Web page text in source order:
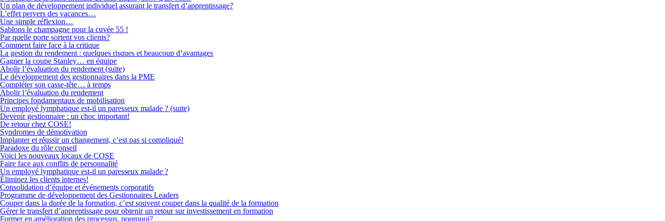
Un plan de développement individuel assurant le transfert d’apprentissage?
L’effet pervers des vacances…
Une simple réflexion…
Sablons le champagne pour la cuvée 55 !
Par quelle porte sortent vos clients?
Comment faire face à la critique
La gestion du rendement : quelques risques et beaucoup d’avantages
Gagner la coupe Stanley… en équipe
Abolir l’évaluation du rendement (suite)
Le développement des gestionnaires dans la PME
Compléter son casse-tête… à temps
Abolir l’évaluation du rendement
Principes fondamentaux de mobilisation
Un employé lymphatique est-il un paresseux malade ? (suite)
Devenir gestionnaire : un choc important!
De retour chez COSE!
Syndromes de démotivation
Implanter et réussir un changement, c’est pas si compliqué!
Paradoxe du rôle conseil
Voici les nouveaux locaux de COSE
Faire face aux conflits de personnalité
Un employé lymphatique est-il un paresseux malade ?
Éliminez les clients internes!
Consolidation d’équipe et événements corporatifs
Programme de développement des Gestionnaires Leaders
Couper dans la durée de la formation, c’est souvent couper dans la qualité de la formation
Gérer le transfert d’apprentissage pour obtenir un retour sur investissement en formation
Former en amélioration des processus, pourquoi?